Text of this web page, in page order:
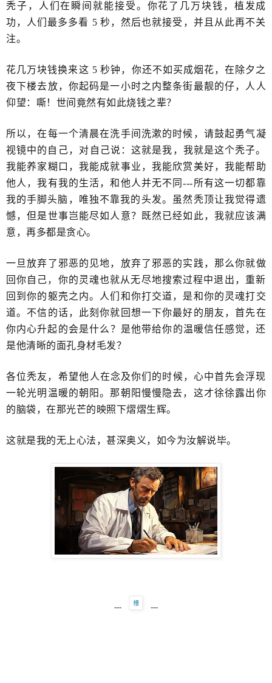
秃子，人们在瞬间就能接受。你花了几万块钱，植发成
功，人们最多多看 5 秒，然后也就接受，并且从此​再不关
注。
花几万块钱换来这 5 秒钟，你还不如买成烟花，在除夕之
夜下楼去放，你起码是一小时之内整条街最靓的仔，人人
仰望：嘶！世间竟然有如此烧钱之辈？
所以，在每一个清晨在洗手间洗漱的时候，请鼓起勇气凝
视镜中的自己，​对自己说：这就是我，我就是这个秃子。
我能养家糊口，我能成就事业，我能欣赏美好，我能帮助
他人，我有我的生活，和他人并无不同---所有这一切都靠
我的手脚头脑，唯独不靠我的​头发。虽然​秃顶让我觉得遗
憾，但是世事岂能尽如人意？既然已经如此，我就应该满
意，再多都是贪心。
一旦放弃了邪恶的见地，放弃了邪恶的实践，那么你就做
回你自己，你的灵魂也就从无尽地搜索过程中退出，​重新
回到你的躯壳之内。人们和你打交道，是和你的灵魂打交
道。不信的话，此刻你就回想一下你最好的朋友，首先在
你内心升起的会是什么​？是他带给你的温暖信任感觉，还
是他清晰的面孔身材​毛发？
各位秃友，希望​他人在念及你们的时候，心中首先会浮现
一轮光明温暖的朝阳。那朝阳慢慢隐去，这才徐徐露出你
的脑袋，​在那光芒的映照下熠熠生辉。
这就是我的无上心法，甚深奥义，如今为汝解说毕。
--- ---